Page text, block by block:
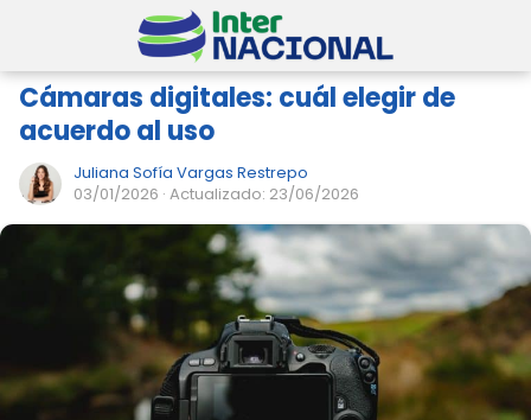
Cámaras digitales: cuál elegir de
acuerdo al uso
Juliana Sofía Vargas Restrepo
03/01/2026 · Actualizado: 23/06/2026